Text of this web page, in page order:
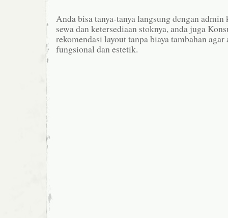
Anda bisa tanya-tanya langsung dengan
sewa dan ketersediaan stoknya, anda juga
rekomendasi layout tanpa biaya tambahan agar
fungsional dan estetik.